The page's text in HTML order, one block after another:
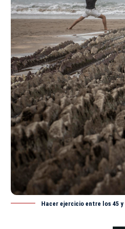
Hacer ejercicio entre los 45